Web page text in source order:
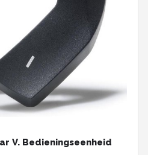
V. Bedieningseenheid